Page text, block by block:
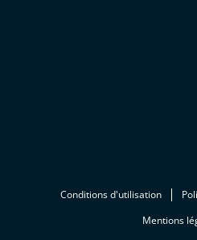
Conditions d'utilisation
Mentions